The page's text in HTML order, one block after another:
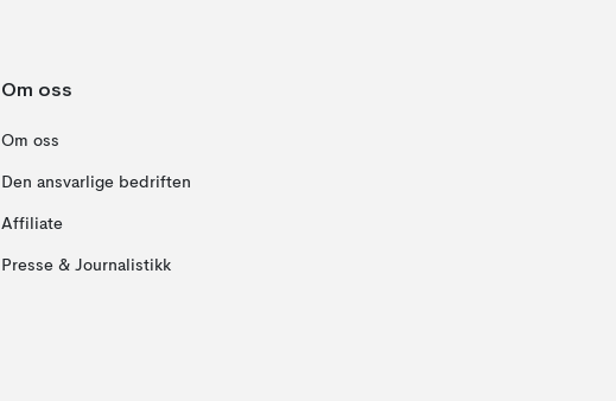
Om oss
Om oss
Den ansvarlige bedriften
Affiliate
Presse & Journalistikk